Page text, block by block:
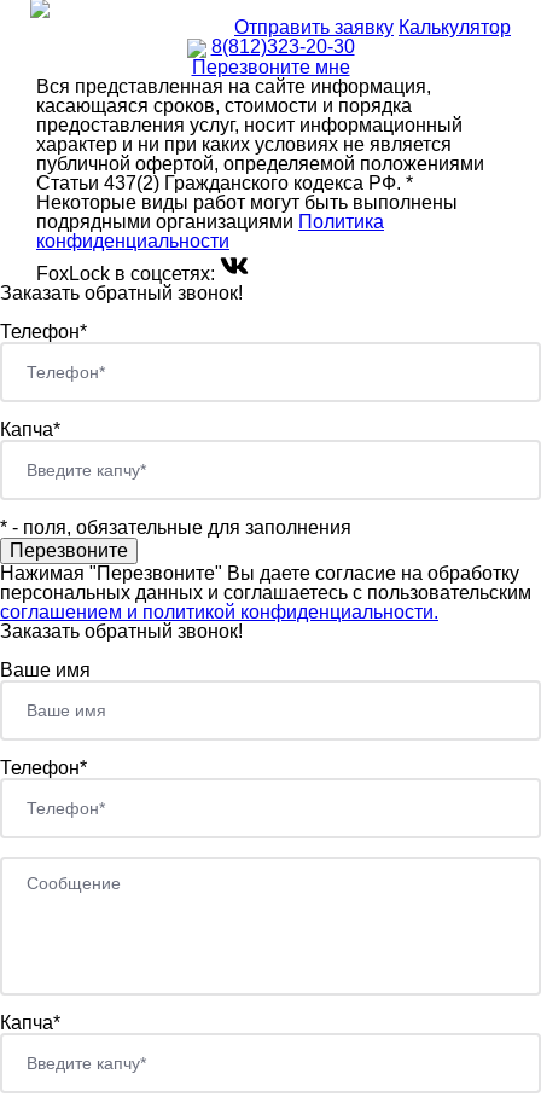
Отправить заявку Калькулятор
8(812)323-20-30
Перезвоните мне
Вся представленная на сайте информация,
касающаяся сроков, стоимости и порядка
предоставления услуг, носит информационный
характер и ни при каких условиях не является
публичной офертой, определяемой положениями
Статьи 437(2) Гражданского кодекса РФ. *
Некоторые виды работ могут быть выполнены
подрядными организациями Политика
конфиденциальности
FoxLock в соцсетях:
Заказать обратный звонок!
Телефон*
Капча*
* - поля, обязательные для заполнения
Нажимая "Перезвоните" Вы даете согласие на обработку
персональных данных и соглашаетесь c пользовательским
соглашением и политикой конфиденциальности.
Заказать обратный звонок!
Ваше имя
Телефон*
Капча*